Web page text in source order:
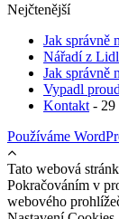
Nejčtenější
Jak správně
Nářadí z
Jak správně
Vypadl
Kontakt - 29
Používáme
Tato webová
Pokračováním v
webového